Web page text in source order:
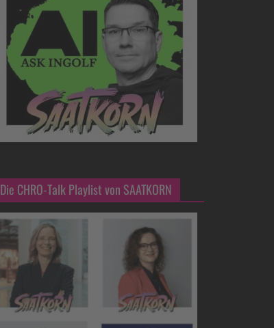
Die CHRO-Talk Playlist von SAATKORN